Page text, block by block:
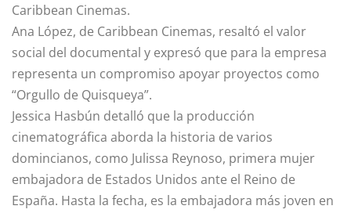
Caribbean Cinemas.
Ana López, de Caribbean Cinemas, resaltó el valor
social del documental y expresó que para la empresa
representa un compromiso apoyar proyectos como
“Orgullo de Quisqueya”.
Jessica Hasbún detalló que la producción
cinematográfica aborda la historia de varios
domincianos, como Julissa Reynoso, primera mujer
embajadora de Estados Unidos ante el Reino de
España. Hasta la fecha, es la embajadora más joven en